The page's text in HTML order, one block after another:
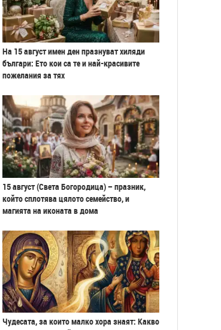
На 15 август имен ден празнуват хиляди
българи: Ето кои са те и най-красивите
пожелания за тях
15 август (Света Богородица) – празник,
който сплотява цялото семейство, и
магията на иконата в дома
Чудесата, за които малко хора знаят: Какво